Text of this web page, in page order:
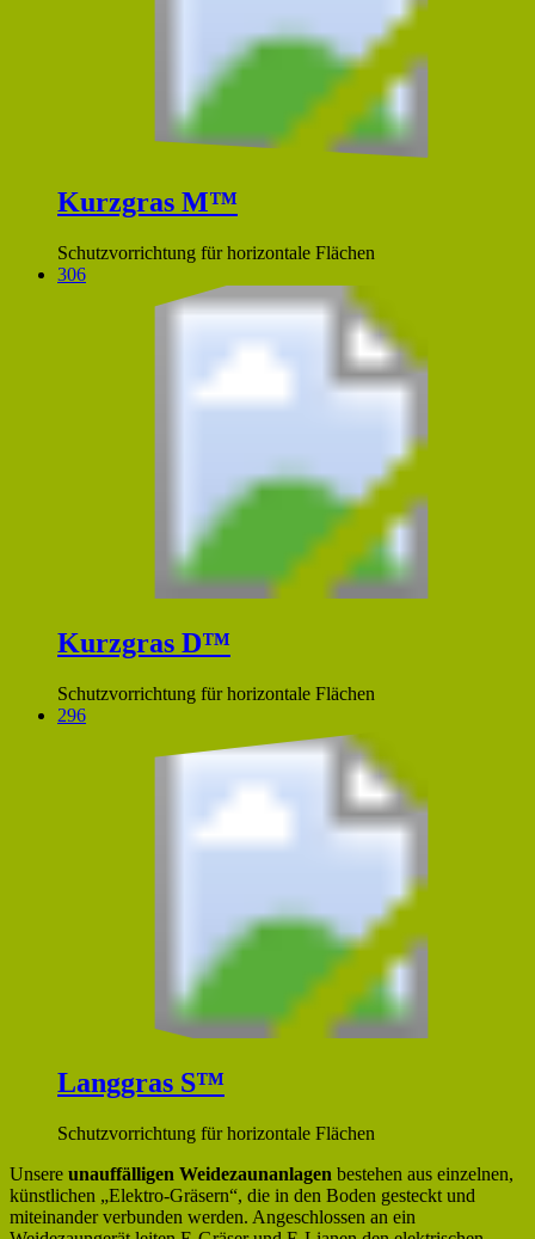
Kurzgras M™
Schutzvorrichtung für horizontale Flächen
306
Kurzgras D™
Schutzvorrichtung für horizontale Flächen
296
Langgras S™
Schutzvorrichtung für horizontale Flächen
Unsere unauffälligen Weidezaunanlagen bestehen aus einzelnen,
künstlichen „Elektro-Gräsern“, die in den Boden gesteckt und
miteinander verbunden werden. Angeschlossen an ein